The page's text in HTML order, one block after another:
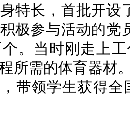
特长，首批开设
极参与活动的党
。当时刚走上
所需的体育器材
带领学生获得全